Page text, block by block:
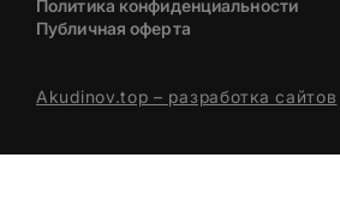
Политика конфиденциальности
Публичная оферта
Akudinov.top – разработка сайтов